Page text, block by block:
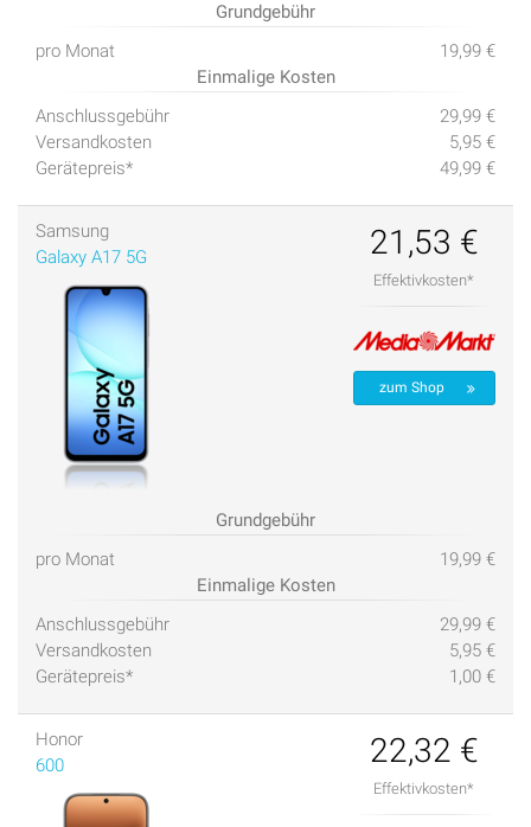
Grundgebühr
pro Monat
19,99 €
Einmalige Kosten
Anschlussgebühr
29,99 €
Versandkosten
5,95 €
Gerätepreis*
49,99 €
Samsung
Galaxy A17 5G
21,53 €
Effektivkosten*
zum Shop
Grundgebühr
pro Monat
19,99 €
Einmalige Kosten
Anschlussgebühr
29,99 €
Versandkosten
5,95 €
Gerätepreis*
1,00 €
Honor
600
22,32 €
Effektivkosten*